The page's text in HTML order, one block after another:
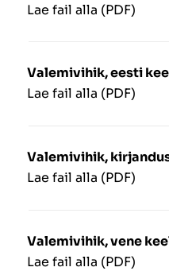
Lae fail alla (PDF)
Valemivihik, eesti
Lae fail alla (PDF)
Valemivihik,
Lae fail alla (PDF)
Valemivihik, vene
Lae fail alla (PDF)